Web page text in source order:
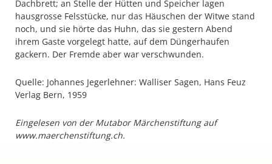
Dachbrett; an Stelle der Hütten und Speicher lagen
hausgrosse Felsstücke, nur das Häuschen der Witwe stand
noch, und sie hörte das Huhn, das sie gestern Abend
ihrem Gaste vor­gelegt hatte, auf dem Düngerhaufen
gackern. Der Fremde aber war verschwunden.
Quelle: Johannes Jegerlehner: Walliser Sagen, Hans Feuz
Verlag Bern, 1959
Eingelesen von der Mutabor Märchenstiftung auf
www.maerchenstiftung.ch.